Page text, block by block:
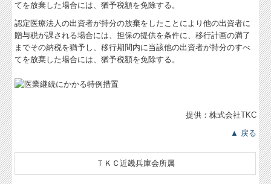
てを放棄した場合には、猶予税額を免除する。
認定医療法人の出資者が持分の放棄をしたことにより他の出資者に
贈与税が課される場合には、担保の提供を条件に、移行計画の満了
までその納税を猶予し、移行期間内に当該他の出資者が持分のすべ
てを放棄した場合には、猶予税額を免除する。
提供：株式会社TKC
▲ 戻る
ＴＫＣ近畿兵庫会所属